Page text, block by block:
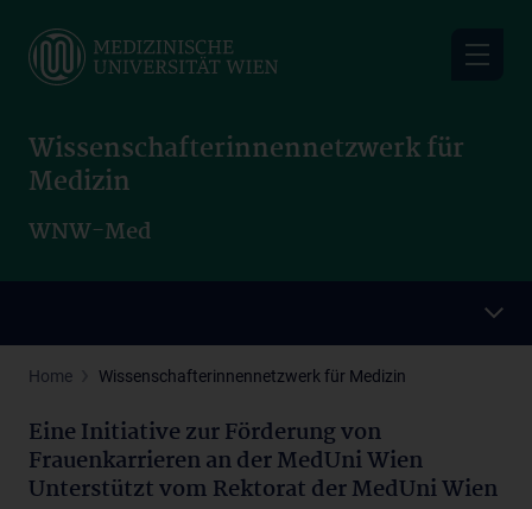
main
Wissenschafterinnennetzwerk für
Medizin
WNW-Med
Home Wissenschafterinnennetzwerk für Medizin
Eine Initiative zur Förderung von
Frauenkarrieren an der MedUni Wien
Unterstützt vom Rektorat der MedUni Wien